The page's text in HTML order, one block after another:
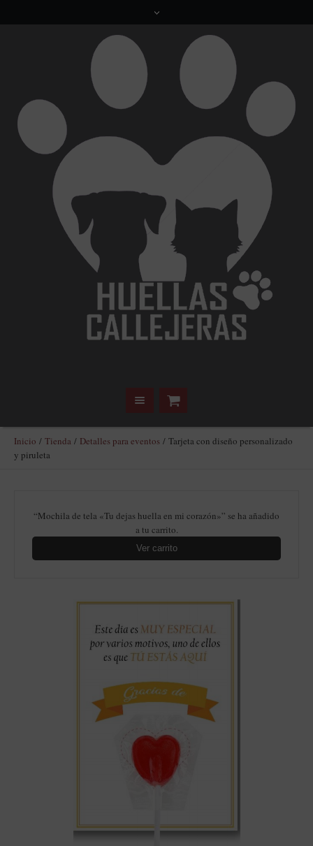
Inicio / Tienda / Detalles para eventos / Tarjeta con diseño personalizado
y piruleta
“Mochila de tela «Tu dejas huella en mi corazón»” se ha añadido
a tu carrito.
Ver carrito